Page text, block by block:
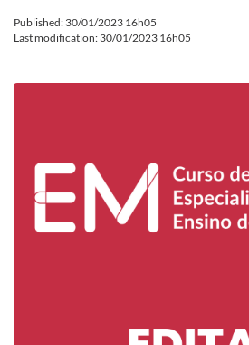
Published: 30/01/2023 16h05
Last modification: 30/01/2023 16h05